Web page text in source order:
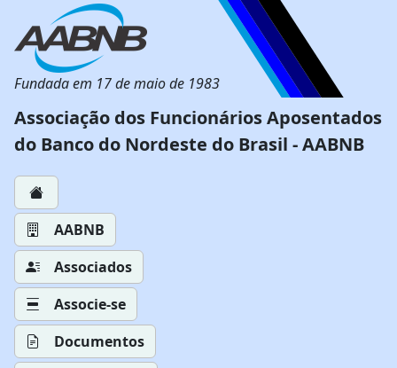
Fundada em 17 de maio de 1983
Associação dos Funcionários Aposentados
do Banco do Nordeste do Brasil - AABNB
AABNB
Associados
Associe-se
Documentos